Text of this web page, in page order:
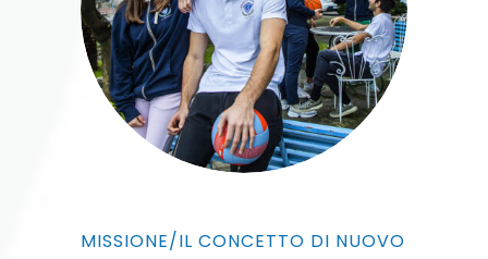
MISSIONE/IL CONCETTO DI NUOVO